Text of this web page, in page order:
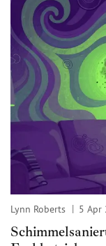
Lynn Roberts 5 Apr